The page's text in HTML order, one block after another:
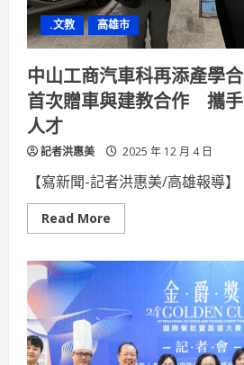
展
亮
相
從
診
斷、
教
育
到
打
全
台
完
態
.文教 高雄市
中山工商汽車科再添產學
首次贈車與建教合作 攜
人才
記者洪惠美 2025 年 12 月 4 日
【寫新聞-記者洪惠美/高雄報導】
Read More
more
山
汽
車
科
再
添